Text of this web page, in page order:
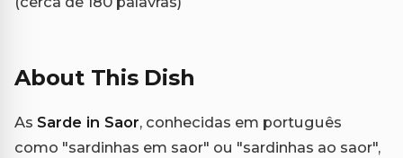
About This Dish
As Sarde in Saor, conhecidas em português
como "sardinhas em saor" ou "sardinhas ao saor",